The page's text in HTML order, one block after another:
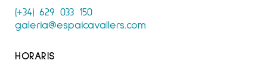
Festival Pepe Sales. La Mercè. Girona
Certamen del Concurso Solidario de Pintura
(+34) 629 033 150
galeria@espaicavallers.com
HORARIS